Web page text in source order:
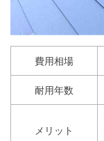
費用相場
耐用年数
メリット